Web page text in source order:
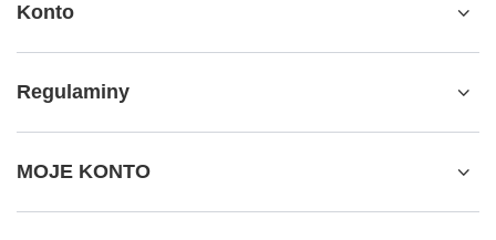
Konto
Regulaminy
MOJE KONTO